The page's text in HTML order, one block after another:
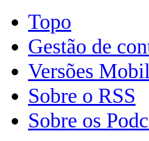
Topo
Gestão de
Versões
Sobre o RSS
Sobre os